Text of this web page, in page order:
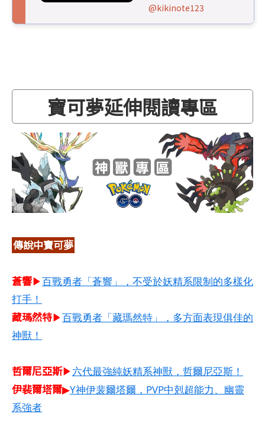
@kikinote123
寶可夢延伸閱讀專區
傳說中寶可夢
蒼響▶百戰勇者「蒼響」，不受於妖精系限制的多樣化
打手！
藏瑪然特▶百戰勇者「藏瑪然特」，多方面表現俱佳的
神獸！
哲爾尼亞斯​▶六代最強純妖精系神獸，哲爾尼亞斯！
伊裴爾塔爾▶Y神伊裴爾塔爾，PVP中剋超能力、幽靈
系強者